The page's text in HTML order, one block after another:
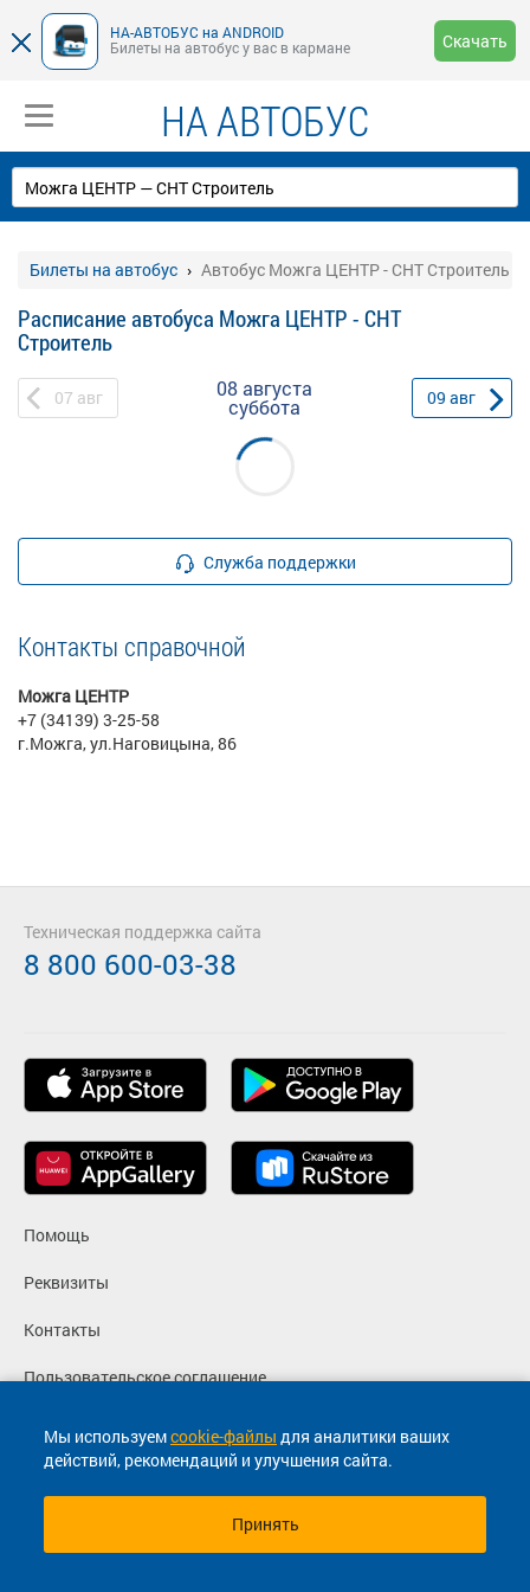
НА-АВТОБУС на ANDROID
Билеты на автобус у вас в кармане
Скачать
НА АВТОБУС
Билеты на автобус Автобус Можга ЦЕНТР - СНТ Строитель
Расписание автобуса Можга ЦЕНТР - СНТ
Строитель
07 авг 08 августа
суббота 09 авг
Служба поддержки
Контакты справочной
Можга ЦЕНТР
+7 (34139) 3-25-58
г.Можга, ул.Наговицына, 86
Мы используемcookie-файлы для аналитики ваших
действий, рекомендаций и улучшения сайта.
Принять
Помощь
Реквизиты
Контакты
Пользовательское соглашение
Политика конфиденциальности
Согласие на маркетинговые сообщения
Техническая поддержка сайта
8 800 600-03-38
© 2013-2026, ООО "Капитал"- Онлайн сервис продажи